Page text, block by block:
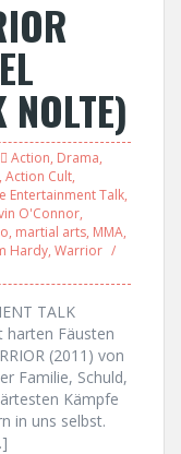
NOLTE)
Action, Drama,
, Action Cult,
Entertainment Talk,
O'Connor,
, martial arts, MMA,
Hardy, Warrior
TALK
harten Fäusten
(2011) von
Familie, Schuld,
Kämpfe
in uns selbst.